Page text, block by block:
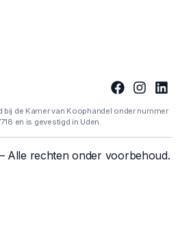
bij de Kamer van Koophandel onder nummer
en is gevestigd in Uden.
Alle rechten onder voorbehoud.